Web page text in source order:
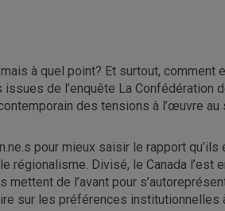
à quel point? Et surtout, comment
de l’enquête La Confédération
des tensions à l’œuvre au
pour mieux saisir le rapport
régionalisme. Divisé, le Canada l’est
de l’avant pour
sur les préférences institutionnelles